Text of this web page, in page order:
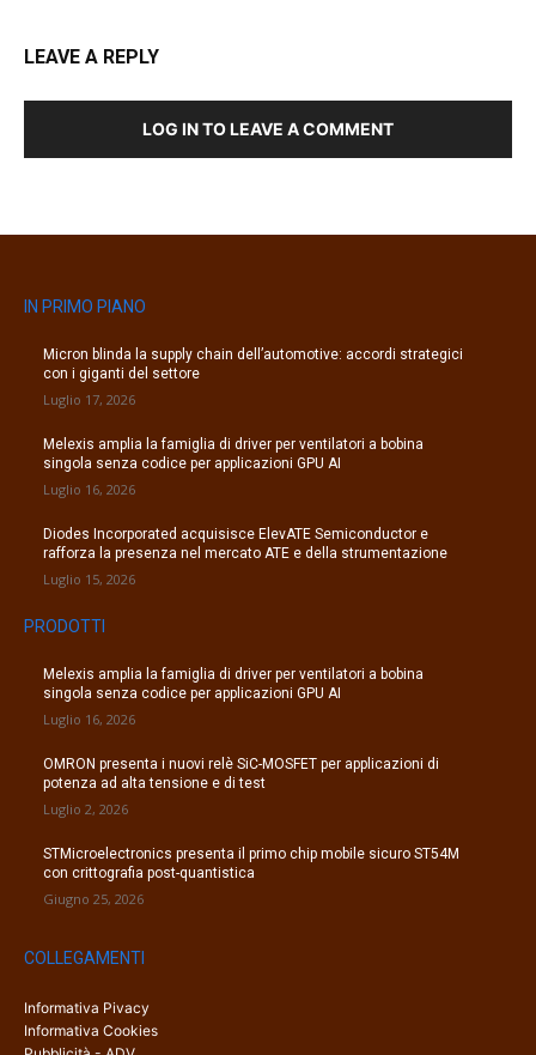
LEAVE A REPLY
LOG IN TO LEAVE A COMMENT
IN PRIMO PIANO
Micron blinda la supply chain dell’automotive: accordi strategici
con i giganti del settore
Luglio 17, 2026
Melexis amplia la famiglia di driver per ventilatori a bobina
singola senza codice per applicazioni GPU AI
Luglio 16, 2026
Diodes Incorporated acquisisce ElevATE Semiconductor e
rafforza la presenza nel mercato ATE e della strumentazione
Luglio 15, 2026
PRODOTTI
Melexis amplia la famiglia di driver per ventilatori a bobina
singola senza codice per applicazioni GPU AI
Luglio 16, 2026
OMRON presenta i nuovi relè SiC-MOSFET per applicazioni di
potenza ad alta tensione e di test
Luglio 2, 2026
STMicroelectronics presenta il primo chip mobile sicuro ST54M
con crittografia post-quantistica
Giugno 25, 2026
COLLEGAMENTI
Informativa Pivacy
Informativa Cookies